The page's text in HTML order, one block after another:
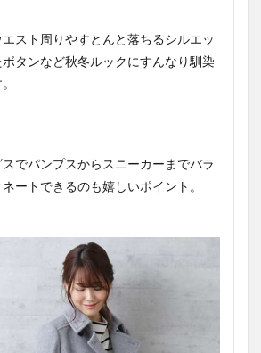
スト周りやすとんと落ちるシルエッ
ボタンなど秋冬ルックにすんなり馴染
でパンプスからスニーカーまでバラ
ートできるのも嬉しいポイント。